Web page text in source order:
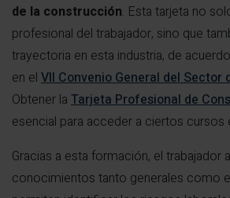
de la construcción. Esta tarjeta no
profesional del trabajador, sino que
trayectoria en esta industria, de
en el VII Convenio General del Sector
Obtener la Tarjeta Profesional de
esencial para acceder a ciertos cursos
Gracias a esta formación, el trabajador
conocimientos tanto generales como